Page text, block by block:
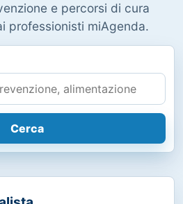
e percorsi di cura
professionisti miAgenda.
Cerca